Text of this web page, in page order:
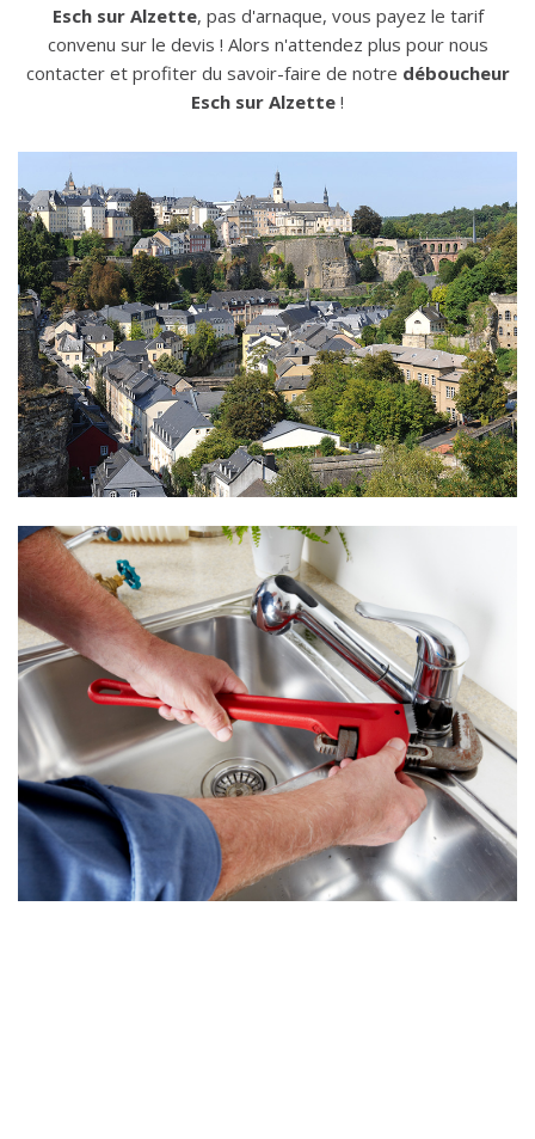
Esch sur Alzette, pas d'arnaque, vous payez le tarif
convenu sur le devis ! Alors n'attendez plus pour nous
contacter et profiter du savoir-faire de notre déboucheur
Esch sur Alzette !